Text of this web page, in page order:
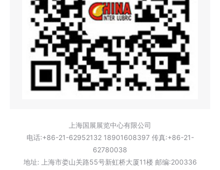
上海国展展览中心有限公司
电话:+86-21-62952132 18901608397 传真:+86-21-
62780038
地址: 上海市娄山关路55号新虹桥大厦11楼 邮编:200336